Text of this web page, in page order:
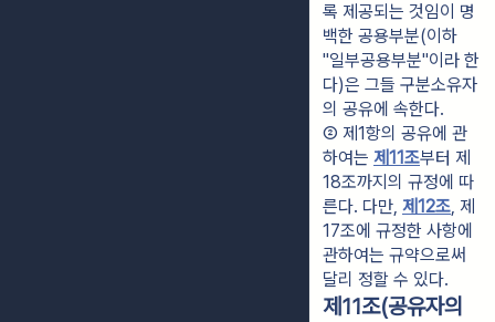
록 제공되는 것임이 명
백한 공용부분(이하
"일부공용부분"이라 한
다)은 그들 구분소유자
의 공유에 속한다.
② 제1항의 공유에 관
하여는 제11조부터 제
18조까지의 규정에 따
른다. 다만, 제12조, 제
17조에 규정한 사항에
관하여는 규약으로써
달리 정할 수 있다.
제11조(공유자의